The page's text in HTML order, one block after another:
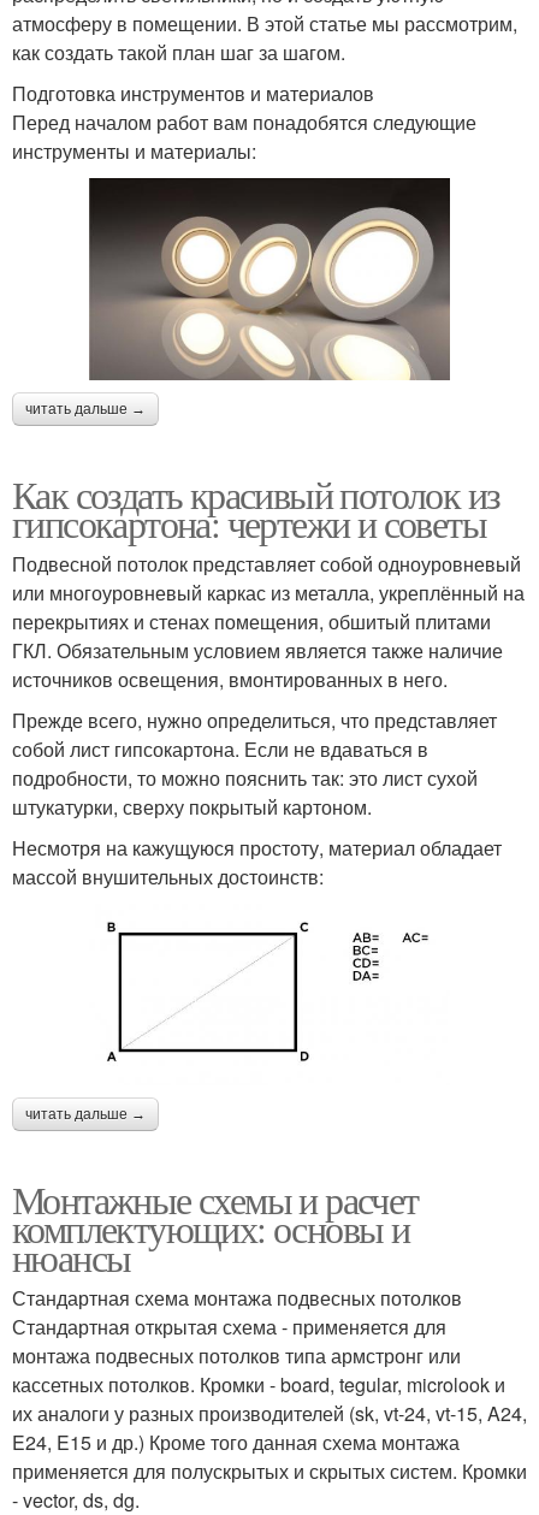
атмосферу в помещении. В этой статье мы рассмотрим,
как создать такой план шаг за шагом.
Подготовка инструментов и материалов
Перед началом работ вам понадобятся следующие
инструменты и материалы:
читать дальше →
Как создать красивый потолок из
гипсокартона: чертежи и советы
Подвесной потолок представляет собой одноуровневый
или многоуровневый каркас из металла, укреплённый на
перекрытиях и стенах помещения, обшитый плитами
ГКЛ. Обязательным условием является также наличие
источников освещения, вмонтированных в него.
Прежде всего, нужно определиться, что представляет
собой лист гипсокартона. Если не вдаваться в
подробности, то можно пояснить так: это лист сухой
штукатурки, сверху покрытый картоном.
Несмотря на кажущуюся простоту, материал обладает
массой внушительных достоинств:
читать дальше →
Монтажные схемы и расчет
комплектующих: основы и
нюансы
Стандартная схема монтажа подвесных потолков
Стандартная открытая схема - применяется для
монтажа подвесных потолков типа армстронг или
кассетных потолков. Кромки - board, tegular, microlook и
их аналоги у разных производителей (sk, vt-24, vt-15, A24,
E24, E15 и др.) Кроме того данная схема монтажа
применяется для полускрытых и скрытых систем. Кромки
- vector, ds, dg.